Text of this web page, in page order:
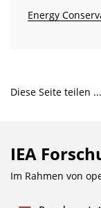
Energy
Diese Seite teilen ...
IEA
Im Rahmen von